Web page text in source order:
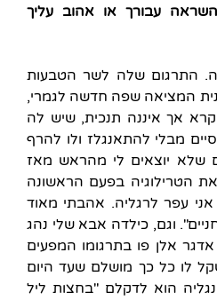
עבורך או אהוב עליך
התרגום שלה לשר הטבעות
המציאה שפה חדשה לגמרי,
אך איננה תנכית, שיש לה
מבלי להתאנגלז ולו להרף
שלא יוצאים לי מהראש מאז
הטרילוגיה בפעם הראשונה
עפר לרגליה. אהבתי מאוד
וגם, כילדה אבא שלי נהג
אלן פו בתרגומו המפעים
לו כל כך מושלם שעד היום
הוא לדקלם "בחצות ליל